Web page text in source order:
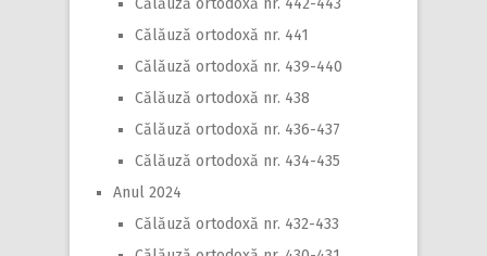
Călăuză ortodoxă nr. 442-443
Călăuză ortodoxă nr. 441
Călăuză ortodoxă nr. 439-440
Călăuză ortodoxă nr. 438
Călăuză ortodoxă nr. 436-437
Călăuză ortodoxă nr. 434-435
Anul 2024
Călăuză ortodoxă nr. 432-433